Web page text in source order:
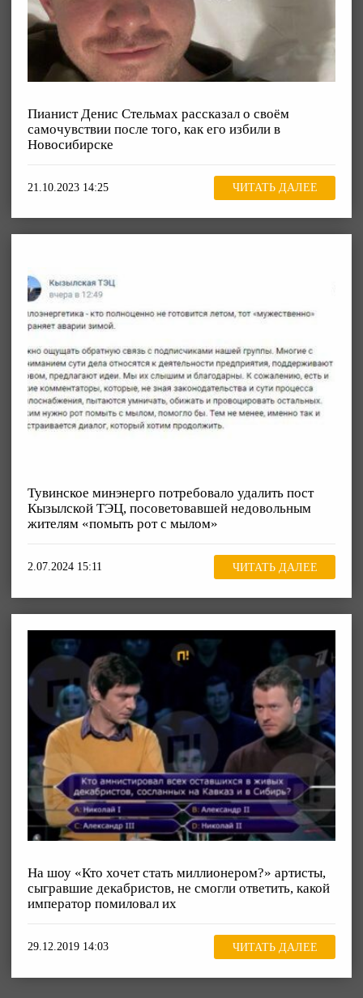
Пианист Денис Стельмах рассказал о своём
самочувствии после того, как его избили в
Новосибирске
21.10.2023 14:25 ЧИТАТЬ ДАЛЕЕ
Тувинское минэнерго потребовало удалить пост
Кызылской ТЭЦ, посоветовавшей недовольным
жителям «помыть рот с мылом»
2.07.2024 15:11 ЧИТАТЬ ДАЛЕЕ
На шоу «Кто хочет стать миллионером?» артисты,
сыгравшие декабристов, не смогли ответить, какой
император помиловал их
29.12.2019 14:03 ЧИТАТЬ ДАЛЕЕ